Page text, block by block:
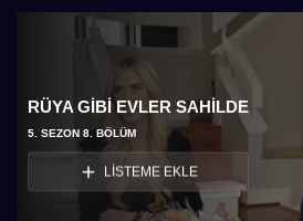
RÜYA GIBI EVLER SAHILDE
5. SEZON 8. BÖLÜM
LİSTEME EKLE